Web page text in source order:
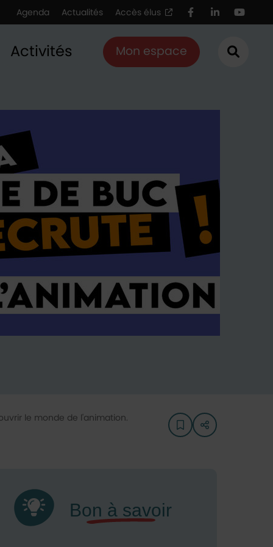
Agenda Actualités Accès élus
Facebook
LinkedIn
Activités Mon espace
le monde de l'animation.
Ajouter aux favoris
Liste des